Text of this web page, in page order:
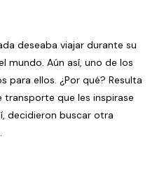
deseaba viajar durante su
mundo. Aún así, uno de los
para ellos. ¿Por qué? Resulta
transporte que les inspirase
decidieron buscar otra